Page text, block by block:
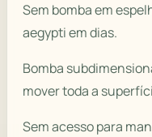
Sem bomba em
aegypti em dias.
Bomba
mover toda a
Sem acesso para